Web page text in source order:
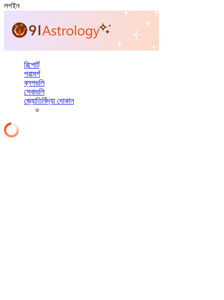
লগইন
রিপোর্ট
পরামর্শ
ব্লগগুলি
সেবাগুলি
জ্যোতির্বিদ্যা দোকান